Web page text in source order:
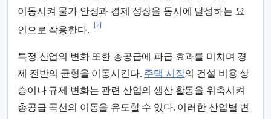
이동시켜 물가 안정과 경제 성장을 동시에 달성하는 요
인으로 작용한다.
[2]
특정 산업의 변화 또한 총공급에 파급 효과를 미치며 경
제 전반의 균형을 이동시킨다. 주택 시장의 건설 비용 상
승이나 규제 변화는 관련 산업의 생산 활동을 위축시켜
총공급 곡선의 이동을 유도할 수 있다. 이러한 산업별 변